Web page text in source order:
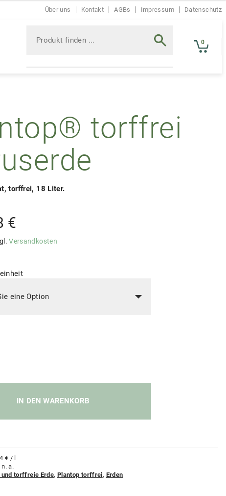
Über uns Kontakt AGBs Impressum Datenschutz
finden
Suche 0
torffrei
torffrei, 18 Liter.
€
Versandkosten
IN DEN WARENKORB
€ /
n. a.
und torffreie Erde, Plantop torffrei, Erden